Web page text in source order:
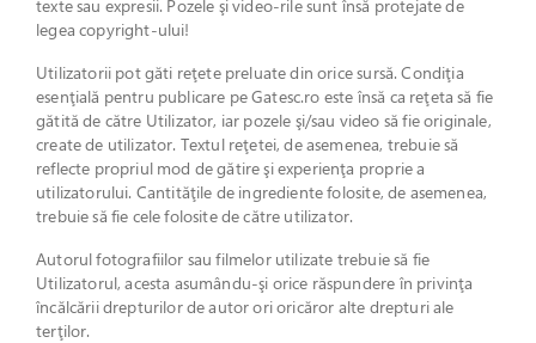
texte sau expresii. Pozele şi video-rile sunt însă protejate de
legea copyright-ului!
Utilizatorii pot găti reţete preluate din orice sursă. Condiţia
esenţială pentru publicare pe Gatesc.ro este însă ca reţeta să fie
gătită de către Utilizator, iar pozele şi/sau video să fie originale,
create de utilizator. Textul reţetei, de asemenea, trebuie să
reflecte propriul mod de gătire şi experienţa proprie a
utilizatorului. Cantităţile de ingrediente folosite, de asemenea,
trebuie să fie cele folosite de către utilizator.
Autorul fotografiilor sau filmelor utilizate trebuie să fie
Utilizatorul, acesta asumându-şi orice răspundere în privinţa
încălcării drepturilor de autor ori oricăror alte drepturi ale
terţilor.